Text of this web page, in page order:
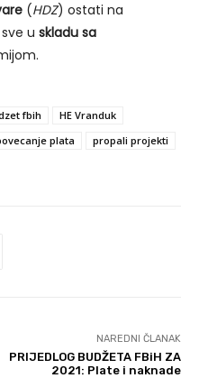
(HDZ) ostati na
sve u skladu sa
fbih
HE Vranduk
plata
propali projekti
NAREDNI ČLANAK
PRIJEDLOG BUDŽETA FBiH ZA
2021: Plate i naknade